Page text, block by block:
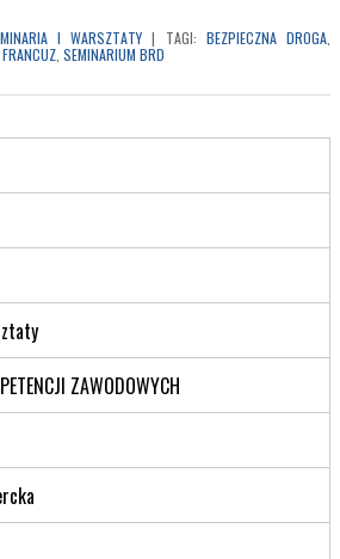
I WARSZTATY | TAGI: BEZPIECZNA DROGA
SEMINARIUM BRD
ZAWODOWYCH